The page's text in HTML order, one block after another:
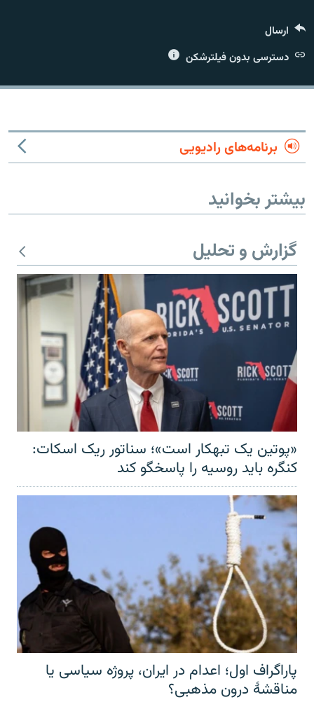
زبان‌های دیگر
ارسال
دسترسی بدون فیلترشکن
برنامه‌های رادیویی
بیشتر بخوانید
گزارش و تحلیل
«پوتین یک تبهکار است»؛ سناتور ریک اسکات:
کنگره باید روسیه را پاسخگو کند
پاراگراف اول؛ اعدام در ایران، پروژه سیاسی یا
مناقشهٔ درون مذهبی؟